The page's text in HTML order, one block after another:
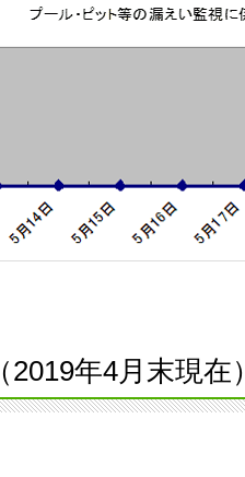
（2019年4月末現在）